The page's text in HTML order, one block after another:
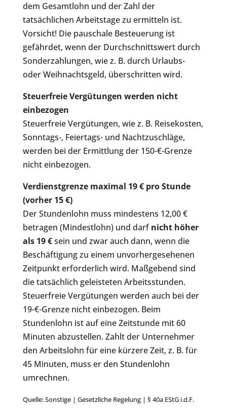
dem Gesamtlohn und der Zahl der
tatsächlichen Arbeitstage zu ermitteln ist.
Vorsicht! Die pauschale Besteuerung ist
gefährdet, wenn der Durchschnittswert durch
Sonderzahlungen, wie z. B. durch Urlaubs-
oder Weihnachtsgeld, überschritten wird.
Steuerfreie Vergütungen werden nicht
einbezogen
Steuerfreie Vergütungen, wie z. B. Reisekosten,
Sonntags-, Feiertags- und Nachtzuschläge,
werden bei der Ermittlung der 150-€-Grenze
nicht einbezogen.
Verdienstgrenze maximal 19 € pro Stunde
(vorher 15 €)
Der Stundenlohn muss mindestens 12,00 €
betragen (Mindestlohn) und darfnicht höher
als 19 €sein und zwar auch dann, wenn die
Beschäftigung zu einem unvorhergesehenen
Zeitpunkt erforderlich wird. Maßgebend sind
die tatsächlich geleisteten Arbeitsstunden.
Steuerfreie Vergütungen werden auch bei der
19-€-Grenze nicht einbezogen. Beim
Stundenlohn ist auf eine Zeitstunde mit 60
Minuten abzustellen. Zahlt der Unternehmer
den Arbeitslohn für eine kürzere Zeit, z. B. für
45 Minuten, muss er den Stundenlohn
umrechnen.
Quelle: Sonstige | Gesetzliche Regelung | § 40a EStG i.d.F.